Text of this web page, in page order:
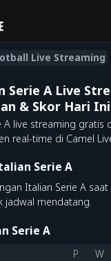
Live Streaming
A Live
& Skor Hari Ini
A live streaming gratis
real-time di Camel
Serie A
Italian Serie A saat
jadwal mendatang.
Serie A
P W